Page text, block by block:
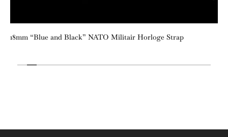
18mm “Blue and Black” NATO Militair Horloge Strap